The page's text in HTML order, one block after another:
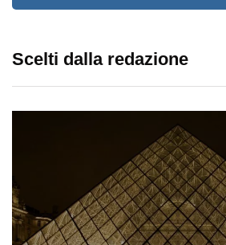
Scelti dalla redazione